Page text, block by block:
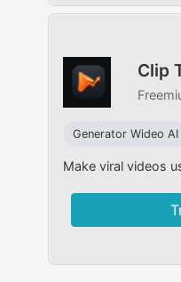
Clip
Generator Wideo AI
Make viral videos